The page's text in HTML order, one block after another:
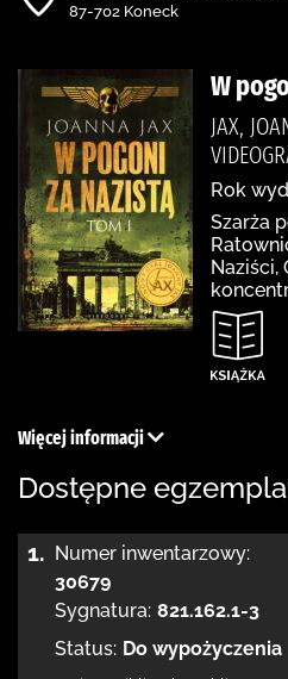
87-702 Koneck
W
JAX,
Rok
Szarża
Naziści,
Więcej informacji
Dostępne
1. Numer inwentarzowy:
30679
Sygnatura: 821.162.1-3
Status: Do wypożyczenia